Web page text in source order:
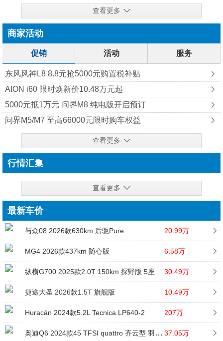
查看更多
商家活动
促销 活动 服务
东风风神L8 8.8元抢5000元购置税补贴
AION i60 限时焕新价10.48万元起
5000元抵1万元 问界M8 纯‮版电‬开启预订
问界M5/M7 至高66000元限时购车权益
查看更多
行情汇集
查看更多
最新车价
与众08 2026款630km 后驱Pure 20.99万
MG4 2026款437km 随心版 6.58万
纵横G700 2025款2.0T 150km 探野版 5座 30.49万
捷途大圣 2026款1.5T 旗舰版 10.49万
Huracán 2024款5.2L Tecnica LP640-2 207万
奥迪Q6 2024款45 TFSI quattro 齐云型 羽林套装 6座 37.05万